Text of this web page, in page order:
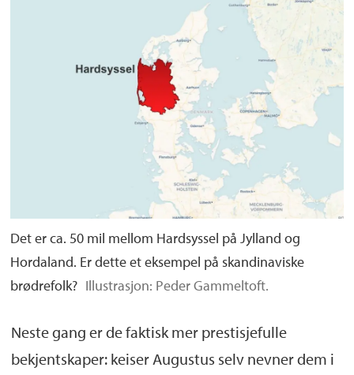
Det er ca. 50 mil mellom Hardsyssel på Jylland og
Hordaland. Er dette et eksempel på skandinaviske
brødrefolk? Illustrasjon: Peder Gammeltoft.
Neste gang er de faktisk mer prestisjefulle
bekjentskaper: keiser Augustus selv nevner dem i